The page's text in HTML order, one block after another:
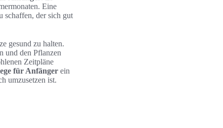
Eine
schaffen, der sich gut
gesund zu halten.
und den Pflanzen
Zeitpläne
für Anfänger ein
umzusetzen ist.